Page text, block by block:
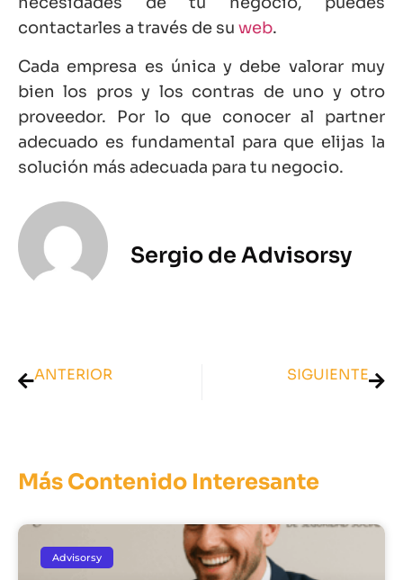
contactarles a través de su web.
Cada empresa es única y debe valorar muy
bien los pros y los contras de uno y otro
proveedor. Por lo que conocer al partner
adecuado es fundamental para que elijas la
solución más adecuada para tu negocio.
Sergio de Advisorsy
ANTERIOR SIGUIENTE
Más Contenido Interesante
Advisorsy